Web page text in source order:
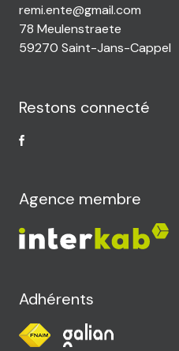
remi.ente@gmail.com
78 Meulenstraete
59270 Saint-Jans-Cappel
Restons connecté
Agence membre
Adhérents